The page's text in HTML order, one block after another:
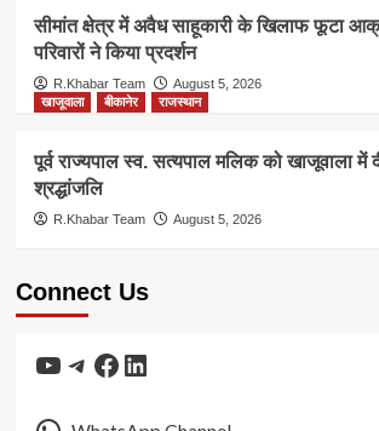
सीमांत क्षेत्र में अवैध साहूकारी के खिलाफ फूटा
परिवारों ने किया प्रदर्शन
R.Khabar Team
August 5, 2026
खाजूवाला
बीकानेर राजस्थान
पूर्व राज्यपाल स्व. सत्यपाल मलिक को खाजूवाला में
श्रद्धांजलि
R.Khabar Team August 5, 2026
Connect Us
YouTube
Telegram
Facebook
LinkedIn